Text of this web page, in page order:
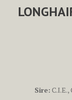
Sire: C.I.E.,